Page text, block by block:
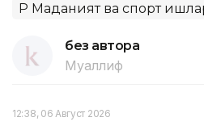
ҚР Маданият ва спорт
без автора
Муаллиф
12:38, 06 Август 2026